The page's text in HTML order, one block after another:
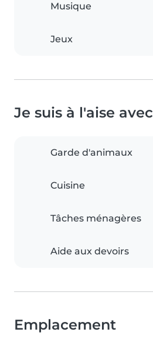
Musique
Jeux
Je suis à l'aise avec
Garde d'animaux
Cuisine
Tâches ménagères
Aide aux devoirs
Emplacement